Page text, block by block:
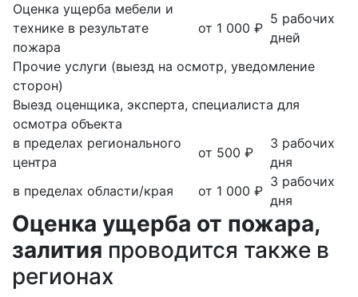
Оценка ущерба мебели и
технике в результате
пожара
от 1 000 ₽
5 рабочих
дней
Прочие услуги (выезд на осмотр, уведомление
сторон)
Выезд оценщика, эксперта, специалиста для
осмотра объекта
в пределах регионального
центра
от 500 ₽
3 рабочих
дня
в пределах области/края
от 1 000 ₽
3 рабочих
дня
Оценка ущерба от пожара,
залития проводится также в
регионах